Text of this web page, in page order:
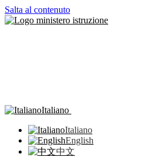
Salta al contenuto
Italiano
Italiano
English
中文